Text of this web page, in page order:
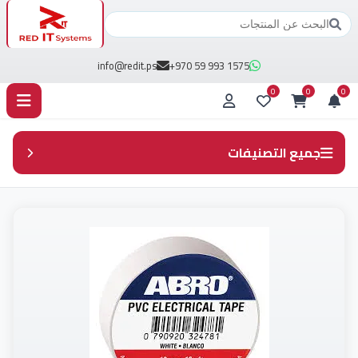
+970 59 993 1575
info@redit.ps
0
0
0
جميع التصنيفات
جميع المنتجات